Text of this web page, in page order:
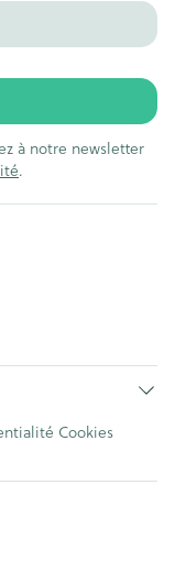
à notre newsletter
.
Cookies